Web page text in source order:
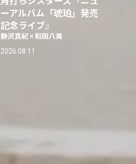
ーアルバム「琥珀」発売
記念ライブ』
静沢真紀 × 和田八美
2026.08.11